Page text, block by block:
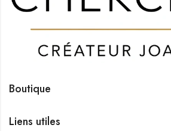
Boutique
Liens utiles